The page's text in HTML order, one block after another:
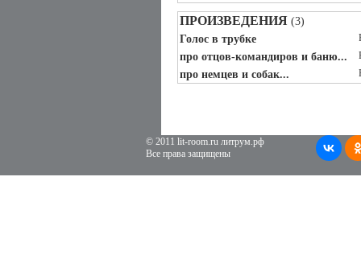
ПРОИЗВЕДЕНИЯ (3)
Голос в трубке
про отцов-командиров и баню...
про немцев и собак...
© 2011 lit-room.ru литрум.рф
Все права защищены